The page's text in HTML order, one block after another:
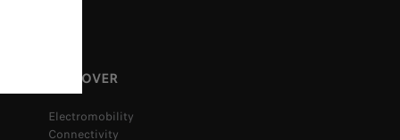
DISCOVER
Electromobility
Connectivity